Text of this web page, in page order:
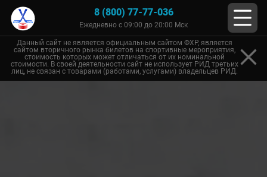
8 (800) 77-77-036
Ежедневно с 09:00 до 20:00 Мск
Данный сайт не является официальным сайтом ФХР, является
сайтом вторичного рынка билетов на спортивные мероприятия,
стоимость которых может отличаться от их номинальной
стоимости. В своей деятельности сайт не использует РИД третьих
лиц, не связан с товарами (работами, услугами) владельцев РИД.